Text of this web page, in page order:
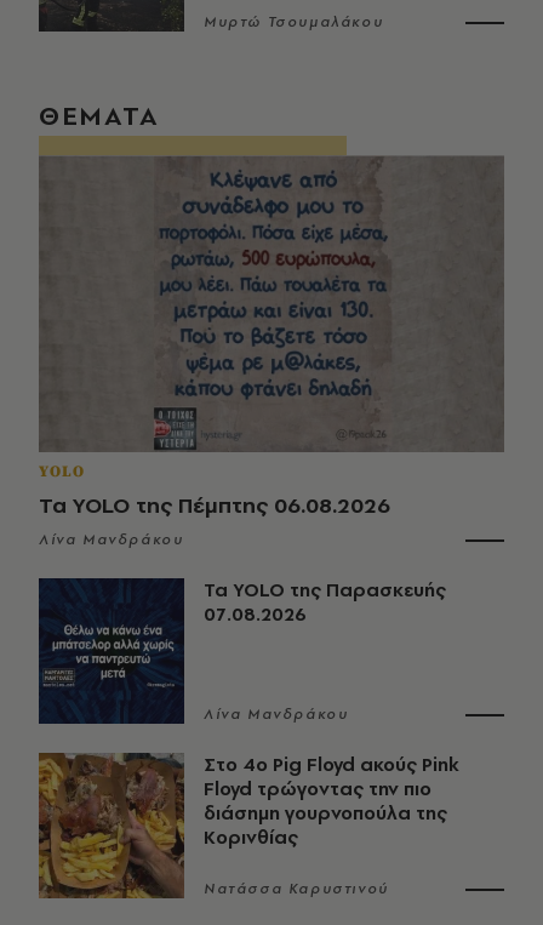
Μυρτώ Τσουμαλάκου
ΘΕΜΑΤΑ
YOLO
Τα YOLO της Πέμπτης 06.08.2026
Λίνα Μανδράκου
Τα YOLO της Παρασκευής
07.08.2026
Λίνα Μανδράκου
Στο 4ο Pig Floyd ακούς Pink
Floyd τρώγοντας την πιο
διάσημη γουρνοπούλα της
Κορινθίας
Νατάσσα Καρυστινού